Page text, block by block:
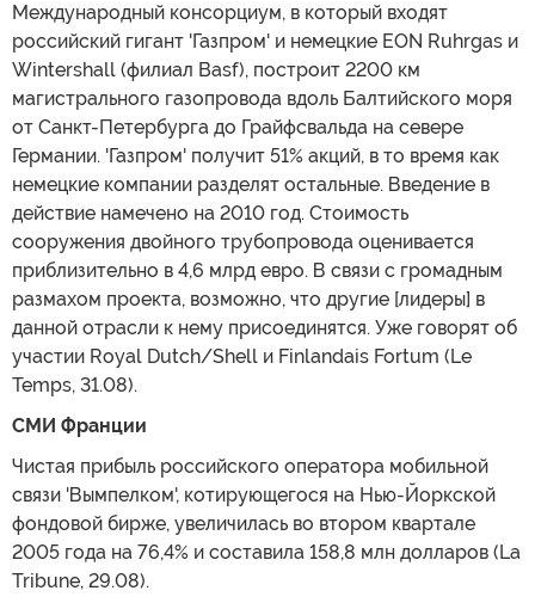
Международный консорциум, в который входят
российский гигант 'Газпром' и немецкие EON Ruhrgas и
Wintershall (филиал Basf), построит 2200 км
магистрального газопровода вдоль Балтийского моря
от Санкт-Петербурга до Грайфсвальда на севере
Германии. 'Газпром' получит 51% акций, в то время как
немецкие компании разделят остальные. Введение в
действие намечено на 2010 год. Стоимость
сооружения двойного трубопровода оценивается
приблизительно в 4,6 млрд евро. В связи с громадным
размахом проекта, возможно, что другие [лидеры] в
данной отрасли к нему присоединятся. Уже говорят об
участии Royal Dutch/Shell и Finlandais Fortum (Le
Temps, 31.08).
СМИ Франции
Чистая прибыль российского оператора мобильной
связи 'Вымпелком', котирующегося на Нью-Йоркской
фондовой бирже, увеличилась во втором квартале
2005 года на 76,4% и составила 158,8 млн долларов (La
Tribune, 29.08).